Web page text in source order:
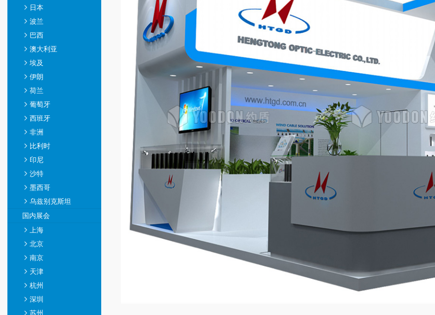
日本
波兰
巴西
澳大利亚
埃及
伊朗
荷兰
葡萄牙
西班牙
非洲
比利时
印尼
沙特
墨西哥
乌兹别克斯坦
国内展会
上海
北京
南京
天津
杭州
深圳
苏州